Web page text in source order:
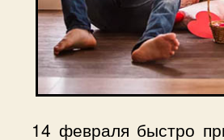
14 февраля быстро